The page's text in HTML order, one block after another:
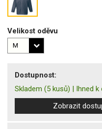
Velikost oděvu
Dostupnost:
Skladem (5 kusů) | Ihned k
Zobrazit